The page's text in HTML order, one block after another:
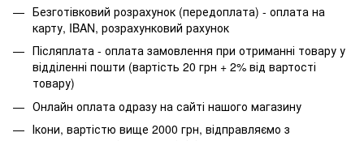
Безготівковий розрахунок (передоплата) - оплата на
карту, IBAN, розрахунковий рахунок
Післяплата - оплата замовлення при отриманні товару у
відділенні пошти (вартість 20 грн + 2% від вартості
товару)
Онлайн оплата одразу на сайті нашого магазину
Ікони, вартістю вище 2000 грн, відправляємо з